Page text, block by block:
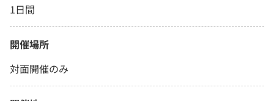
1日間
開催場所
対面開催のみ